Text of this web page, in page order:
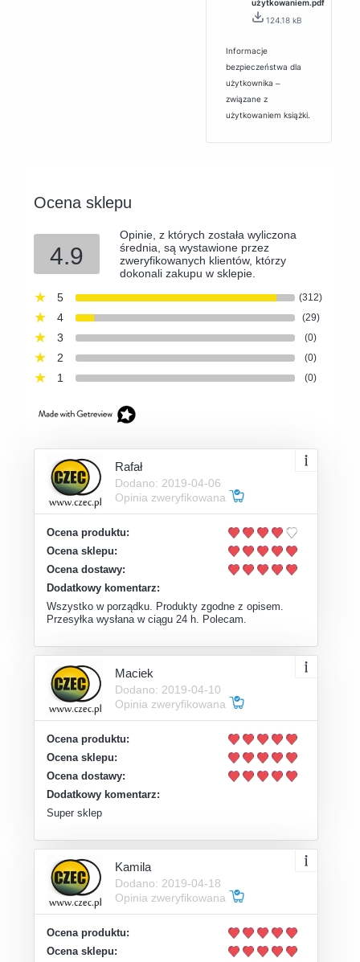
użytkowaniem.pdf
124.18 kB
Informacje
bezpieczeństwa dla
użytkownika ‒
związane z
użytkowaniem książki.
Ocena sklepu
4.9
Opinie, z których została wyliczona
średnia, są wystawione przez
zweryfikowanych klientów, którzy
dokonali zakupu w sklepie.
5
(312)
4 (29)
3 (0)
2 (0)
1 (0)
Rafał
Dodano: 2019-04-06
Opinia zweryfikowana
Ocena produktu:
Ocena sklepu:
Ocena dostawy:
Dodatkowy komentarz:
Wszystko w porządku. Produkty zgodne z opisem.
Przesyłka wysłana w ciągu 24 h. Polecam.
Maciek
Dodano: 2019-04-10
Opinia zweryfikowana
Ocena produktu:
Ocena sklepu:
Ocena dostawy:
Dodatkowy komentarz:
Super sklep
Kamila
Dodano: 2019-04-18
Opinia zweryfikowana
Ocena produktu:
Ocena sklepu: